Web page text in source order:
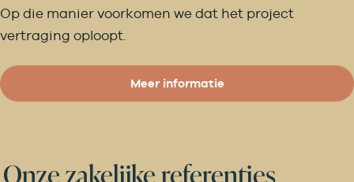
Op die manier voorkomen we dat het project
vertraging oploopt.
Meer informatie
Onze zakelijke referenties